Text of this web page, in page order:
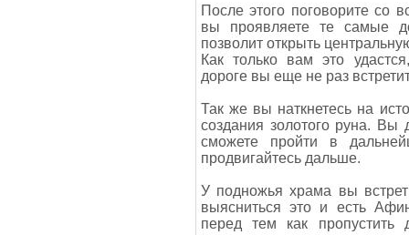
После этого поговорите со
вы проявляете те самые
позволит открыть
Как только вам это
дороге вы еще не раз
Так же вы наткнетесь на
создания золотого руна.
сможете пройти в
продвигайтесь дальше.
У подножья храма вы
выясниться это и есть
перед тем как